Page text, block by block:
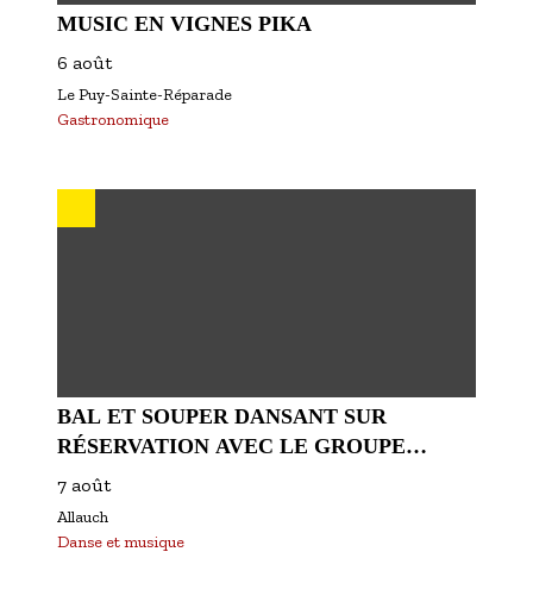
MUSIC EN VIGNES PIKA
6 août
Le Puy-Sainte-Réparade
Gastronomique
BAL ET SOUPER DANSANT SUR
RÉSERVATION AVEC LE GROUPE
REMEMBER
7 août
Allauch
Danse et musique